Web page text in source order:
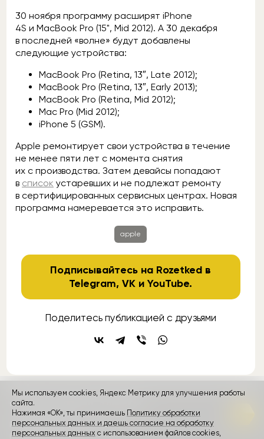
30 ноября программу расширят iPhone
4S и MacBook Pro (15", Mid 2012). А 30 декабря
в последней «волне» будут добавлены
следующие устройства:
MacBook Pro (Retina, 13″, Late 2012);
MacBook Pro (Retina, 13″, Early 2013);
MacBook Pro (Retina, Mid 2012);
Mac Pro (Mid 2012);
iPhone 5 (GSM).
Apple ремонтирует свои устройства в течение
не менее пяти лет с момента снятия
их с производства. Затем девайсы попадают
в список устаревших и не подлежат ремонту
в сертифицированных сервисных центрах. Новая
программа намеревается это исправить.
apple
Подписывайтесь на Rozetked в
Telegram,VK иYouTube.
Поделитесь публикацией с друзьями
контакты
Rozetked © 2026
Пользовательское соглашение
Мы используем cookies, Яндекс Метрику для улучшения работы
сайта.
Нажимая «ОК», ты принимаешь Политику обработки
персональных данных и даешь согласие на обработку
персональных данных с использованием файлов cookies,